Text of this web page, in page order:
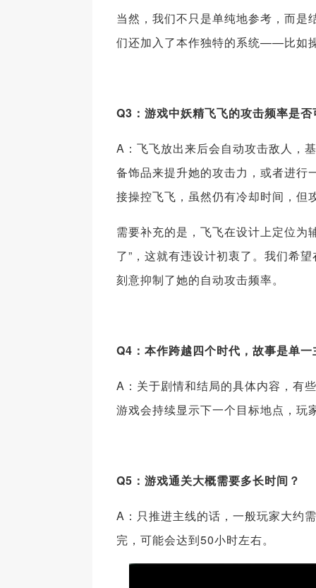
当然，我们不只是单纯地参考，而
们还加入了本作独特的系统——比如
Q3：游戏中妖精飞飞的攻击频率是
A：飞飞放出来后会自动攻击敌人，
备饰品来提升她的攻击力，或者进行
接操控飞飞，虽然仍有冷却时间，但
需要补充的是，飞飞在设计上定位为
了”，这就有违设计初衷了。我们希
刻意抑制了她的自动攻击频率。
Q4：本作跨越四个时代，故事是单
A：关于剧情和结局的具体内容，有
游戏会持续显示下一个目标地点，玩
Q5：游戏通关大概需要多长时间？
A：只推进主线的话，一般玩家大约
完，可能会达到50小时左右。